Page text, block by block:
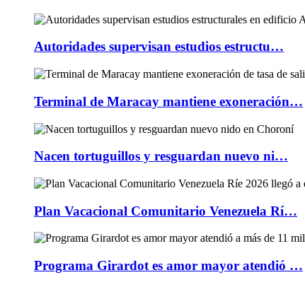
Autoridades supervisan estudios estructu…
Terminal de Maracay mantiene exoneración…
Nacen tortuguillos y resguardan nuevo ni…
Plan Vacacional Comunitario Venezuela Rí…
Programa Girardot es amor mayor atendió …